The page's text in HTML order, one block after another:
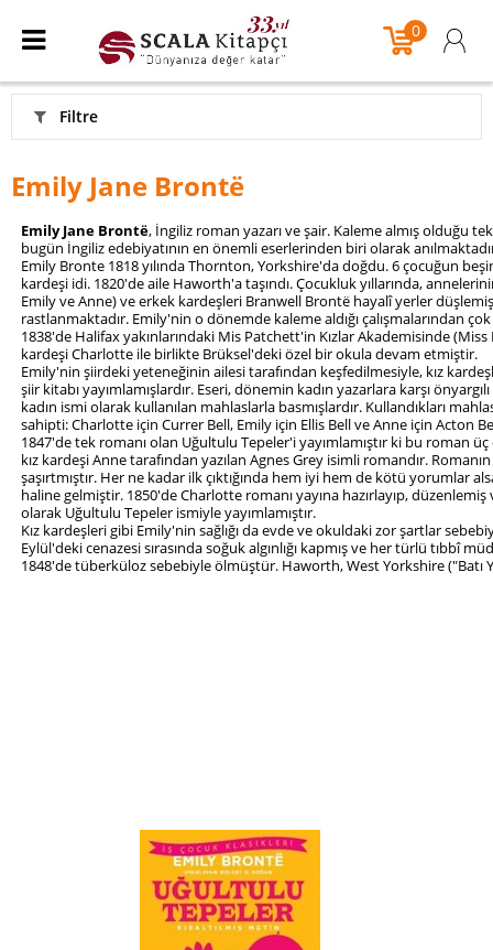
0
Filtre
Emily Jane Brontë
Emily Jane Brontë, İngiliz roman yazarı ve şair. Kaleme almış olduğu
bugün İngiliz edebiyatının en önemli eserlerinden biri olarak
Emily Bronte 1818 yılında Thornton, Yorkshire'da doğdu. 6 çocuğun
kardeşi idi. 1820'de aile Haworth'a taşındı. Çocukluk yıllarında,
Emily ve Anne) ve erkek kardeşleri Branwell Brontë hayalî yerler
rastlanmaktadır. Emily'nin o dönemde kaleme aldığı çalışmalarından
1838'de Halifax yakınlarındaki Mis Patchett'in Kızlar Akademisinde
kardeşi Charlotte ile birlikte Brüksel'deki özel bir okula devam etmiştir.
Emily'nin şiirdeki yeteneğinin ailesi tarafından keşfedilmesiyle, kız
şiir kitabı yayımlamışlardır. Eseri, dönemin kadın yazarlara karşı
kadın ismi olarak kullanılan mahlaslarla basmışlardır. Kullandıkları
sahipti: Charlotte için Currer Bell, Emily için Ellis Bell ve Anne için Acton
1847'de tek romanı olan Uğultulu Tepeler'i yayımlamıştır ki bu roman
kız kardeşi Anne tarafından yazılan Agnes Grey isimli romandır.
şaşırtmıştır. Her ne kadar ilk çıktığında hem iyi hem de kötü yorumlar
haline gelmiştir. 1850'de Charlotte romanı yayına hazırlayıp,
olarak Uğultulu Tepeler ismiyle yayımlamıştır.
Kız kardeşleri gibi Emily'nin sağlığı da evde ve okuldaki zor şartlar
Eylül'deki cenazesi sırasında soğuk algınlığı kapmış ve her türlü tıbbî
1848'de tüberküloz sebebiyle ölmüştür. Haworth, West Yorkshire